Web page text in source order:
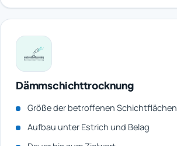
Dämmschichttrocknung
Größe der betroffenen Schichtflächen
Aufbau unter Estrich und Belag